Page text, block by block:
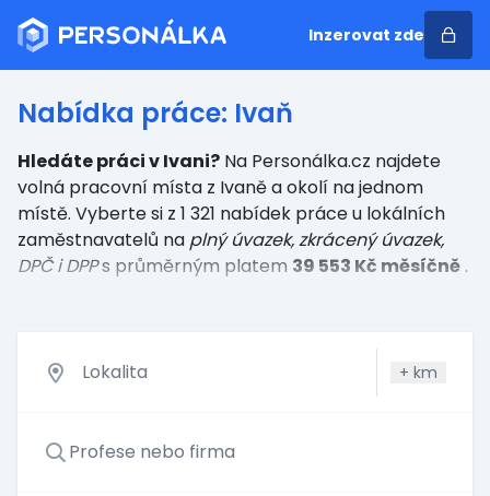
Inzerovat zde
Nabídka práce: Ivaň
Hledáte práci v Ivani? Na Personálka.cz najdete
volná pracovní místa z Ivaně a okolí na jednom
místě. Vyberte si z 1 321 nabídek práce u lokálních
zaměstnavatelů na plný úvazek, zkrácený úvazek,
DPČ i DPPs průměrným platem 39 553 Kč měsíčně .
+ km